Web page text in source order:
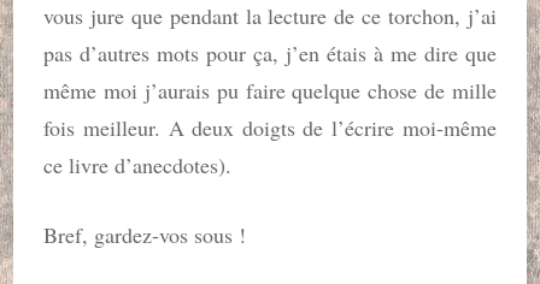
vous jure que pendant la lecture de ce torchon, j’ai
pas d’autres mots pour ça, j’en étais à me dire que
même moi j’aurais pu faire quelque chose de mille
fois meilleur. A deux doigts de l’écrire moi-même
ce livre d’anecdotes).
Bref, gardez-vos sous !